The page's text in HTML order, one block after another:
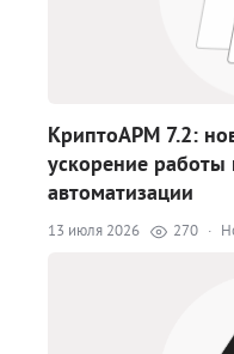
КриптоАРМ 7.2:
ускорение работы
автоматизации
13 июля 2026 270 ·